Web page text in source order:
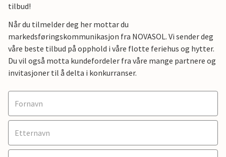
tilbud!
Når du tilmelder deg her mottar du
markedsføringskommunikasjon fra NOVASOL. Vi sender deg
våre beste tilbud på opphold i våre flotte feriehus og hytter.
Du vil også motta kundefordeler fra våre mange partnere og
invitasjoner til å delta i konkurranser.